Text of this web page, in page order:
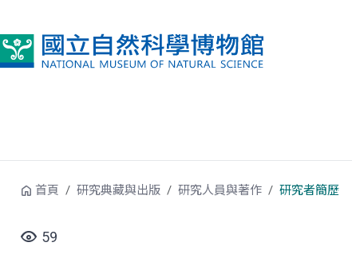
首頁 研究典藏與出版 研究人員與著作 研究者簡歷
59